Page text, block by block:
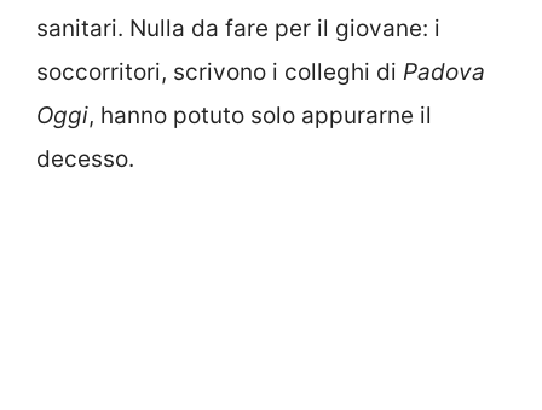
sanitari. Nulla da fare per il giovane: i
soccorritori, scrivono i colleghi di Padova
Oggi, hanno potuto solo appurarne il
decesso.